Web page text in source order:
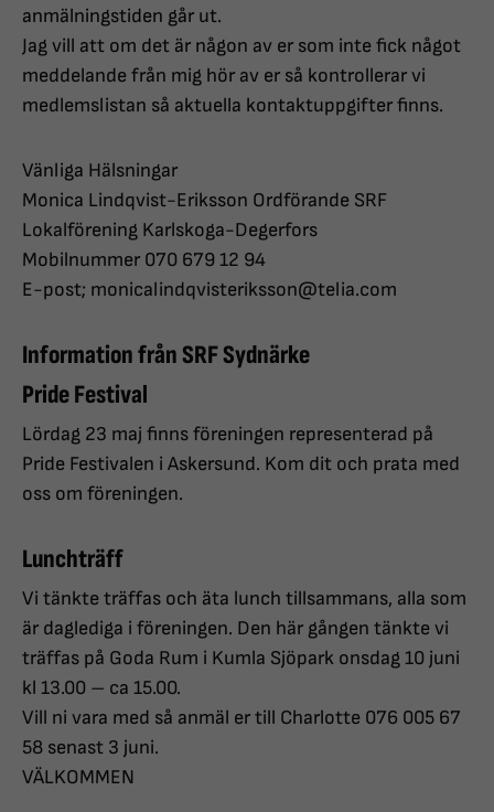
anmälningstiden går ut.
Jag vill att om det är någon av er som inte fick något
meddelande från mig hör av er så kontrollerar vi
medlemslistan så aktuella kontaktuppgifter finns.
Vänliga Hälsningar
Monica Lindqvist-Eriksson Ordförande SRF
Lokalförening Karlskoga-Degerfors
Mobilnummer 070 679 12 94
E-post; monicalindqvisteriksson@telia.com
Information från SRF Sydnärke
Pride Festival
Lördag 23 maj finns föreningen representerad på
Pride Festivalen i Askersund. Kom dit och prata med
oss om föreningen.
Lunchträff
Vi tänkte träffas och äta lunch tillsammans, alla som
är daglediga i föreningen. Den här gången tänkte vi
träffas på Goda Rum i Kumla Sjöpark onsdag 10 juni
kl 13.00 – ca 15.00.
Vill ni vara med så anmäl er till Charlotte 076 005 67
58 senast 3 juni.
VÄLKOMMEN